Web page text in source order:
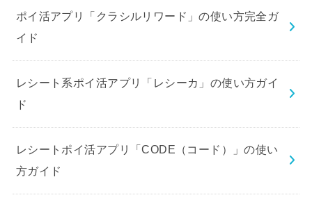
ポイ活アプリ「クラシルリワード」の使い方完全ガ
イド
レシート系ポイ活アプリ「レシーカ」の使い方ガイ
ド
レシートポイ活アプリ「CODE（コード）」の使い
方ガイド